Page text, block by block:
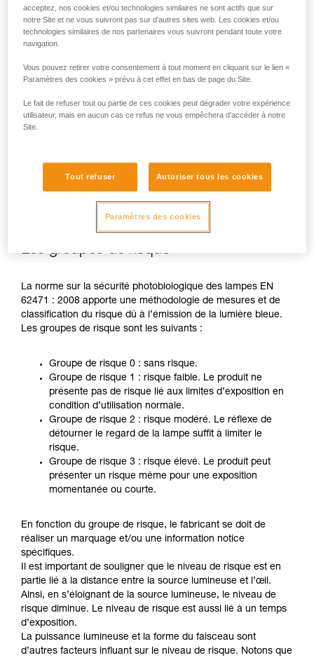
En cas d’exposition directe, répétée et à forte puissance, la
lumière bleue peut occasionner des dommages pour l’œil :
effet toxique sur la rétine, effet aggravant de la
sont d’autant plus importants pour les enfants du fait de leur
plus grande sensibilité à la lumière bleue.
Petzl se doit d’informer ses clients de l’existence de ces
risques, même s'ils sont
minimes pour un usage normal
ses lampes frontales.
Les groupes de risque
La norme sur la sécurité photobiologique des lampes EN
62471 : 2008 apporte une méthodologie de mesures et de
classification du risque dû à l’émission de la lumière bleue.
Les groupes de risque sont les suivants :
Groupe de risque 0 : sans risque.
Groupe de risque 1 : risque faible. Le produit ne
présente pas de risque lié aux limites d’exposition en
condition d’utilisation normale.
Groupe de risque 2 : risque modéré. Le réflexe de
détourner le regard de la lampe suffit à limiter le
risque.
Groupe de risque 3 : risque élevé. Le produit peut
présenter un risque même pour une exposition
momentanée ou courte.
En fonction du groupe de risque, le fabricant se doit de
réaliser un marquage et/ou une information notice
spécifiques.
Il est important de souligner que le niveau de risque est en
partie lié à la distance entre la source lumineuse et l’œil.
Ainsi, en s’éloignant de la source lumineuse, le niveau de
risque diminue. Le niveau de risque est aussi lié à un temps
d’exposition.
La puissance lumineuse et la forme du faisceau sont
d’autres facteurs influant sur le niveau de risque. Notons que
acceptez, nos cookies et/ou technologies similaires ne sont actifs que sur
notre Site et ne vous suivront pas sur d’autres sites web. Les cookies et/ou
technologies similaires de nos partenaires vous suivront pendant toute votre
navigation.
Vous pouvez retirer votre consentement à tout moment en cliquant sur le lien «
Paramètres des cookies » prévu à cet effet en bas de page du Site.
Le fait de refuser tout ou partie de ces cookies peut dégrader votre expérience
utilisateur, mais en aucun cas ce refus ne vous empêchera d’accéder à notre
Site.
Tout refuser Autoriser tous les cookies
Paramètres des cookies